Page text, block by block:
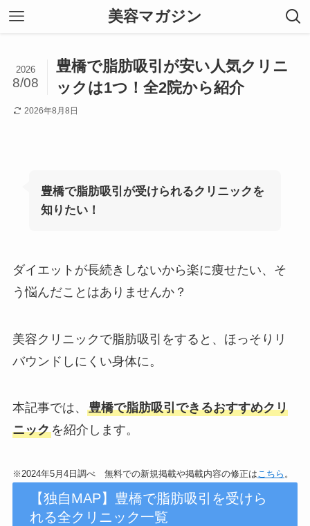
美容マガジン
豊橋で脂肪吸引が安い人気クリニ
ックは1つ！全2院から紹介
2026
8/08
2026年8月8日
豊橋で脂肪吸引が受けられるクリニックを
知りたい！
ダイエットが長続きしないから楽に痩せたい、そ
う悩んだことはありませんか？
美容クリニックで脂肪吸引をすると、ほっそりリ
バウンドしにくい身体に。
本記事では、 豊橋で脂肪吸引できるおすすめクリ
ニックを紹介します。
※2024年5月4日調べ 無料での新規掲載や掲載内容の修正はこちら 。
【独自MAP】豊橋で脂肪吸引を受けら
れる全クリニック一覧